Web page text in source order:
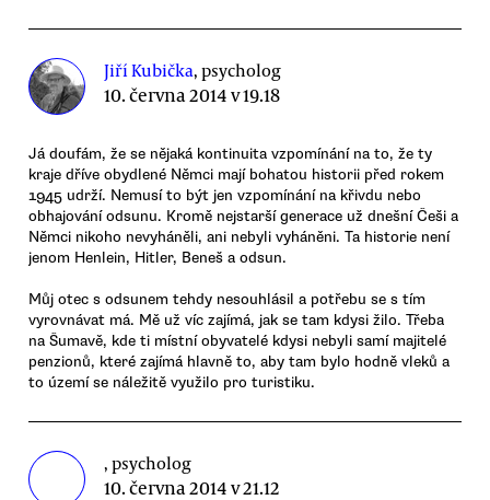
Jiří Kubička, psycholog
10. června 2014 v 19.18
Já doufám, že se nějaká kontinuita vzpomínání na to, že ty
kraje dříve obydlené Němci mají bohatou historii před rokem
1945 udrží. Nemusí to být jen vzpomínání na křivdu nebo
obhajování odsunu. Kromě nejstarší generace už dnešní Češi a
Němci nikoho nevyháněli, ani nebyli vyháněni. Ta historie není
jenom Henlein, Hitler, Beneš a odsun.
Můj otec s odsunem tehdy nesouhlásil a potřebu se s tím
vyrovnávat má. Mě už víc zajímá, jak se tam kdysi žilo. Třeba
na Šumavě, kde ti místní obyvatelé kdysi nebyli samí majitelé
penzionů, které zajímá hlavně to, aby tam bylo hodně vleků a
to území se náležitě využilo pro turistiku.
, psycholog
10. června 2014 v 21.12